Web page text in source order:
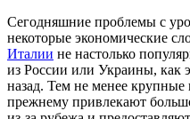
Сегодняшние проблемы с
некоторые экономические
Италии не настолько
из России или Украины, как
назад. Тем не менее крупные
прежнему привлекают